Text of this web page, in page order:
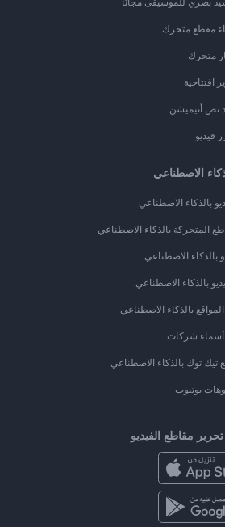
مقطع متحرك
متحرك
افتتاحية
نص أنيميشن
فيديو
الاصطناعي
بالذكاء الاصطناعي
المتحركة بالذكاء الاصطناعي
بالذكاء الاصطناعي
بالذكاء الاصطناعي
المواقع بالذكاء الاصطناعي
أسماء شركات
تيك توك بالذكاء الاصطناعي
يوتيوب
مقاطع الفيديو